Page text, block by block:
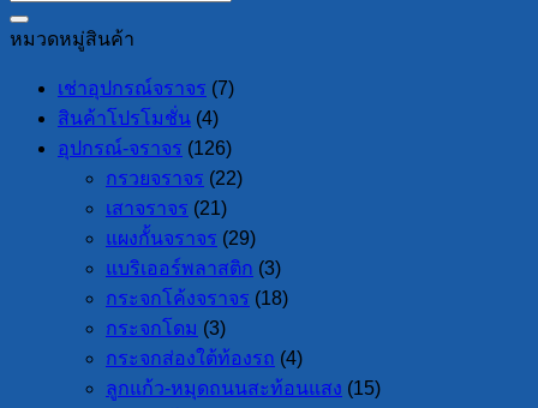
หมวดหมู่สินค้า
เช่าอุปกรณ์จราจร (7)
สินค้าโปรโมชั่น (4)
อุปกรณ์-จราจร (126)
กรวยจราจร (22)
เสาจราจร (21)
แผงกั้นจราจร (29)
แบริเออร์พลาสติก (3)
กระจกโค้งจราจร (18)
กระจกโดม (3)
กระจกส่องใต้ท้องรถ (4)
ลูกแก้ว-หมุดถนนสะท้อนแสง (15)